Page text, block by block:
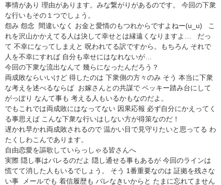
事情があり 理由があります。みな繋がりがあるのです。 今回の下衆
な行いもその１つでしょう。
怨み 怨念 間違いなく お金と愛情のもつれからですよねー(u_u) こ
れを沢山かかえてる人は決して幸せとは縁遠くなりますよ… だっ
て 不幸になってしまえと 呪われてる訳ですから。もちろん それで
人を不幸にすれば 自分も幸せにはなれないが…
今回の下衆な流出なんて 幾らになったんだろう？
両成敗ならいいけど 得したのは 下衆側の方々のみ そう 本当に下衆
な考えを述べるならば お嫁さんとの共謀で ベッキー踏み台にして
がっぽり なんて事も 考える人もいるかもなのだよ。
でもこれでは両成敗にはなってない 因果応報 必ず自分にかえってく
る事思えば こんな下衆な行いはしない方が得策なのだ！
遅かれ早かれ両成敗されるので 温かい目で見守りたいと思ってる わ
たくしわこんであります。
自由恋愛を謳歌していらっしゃる皆さんへ
実際 隠し事はバレるのだよ 隠し通せる事もあるが 今回のラインは
慌てて消した人もいるでしょう。 そう 1番重要なのは 証拠を残さな
い事 メールでも 着信履歴も バレなきいからと たまに忘れてません